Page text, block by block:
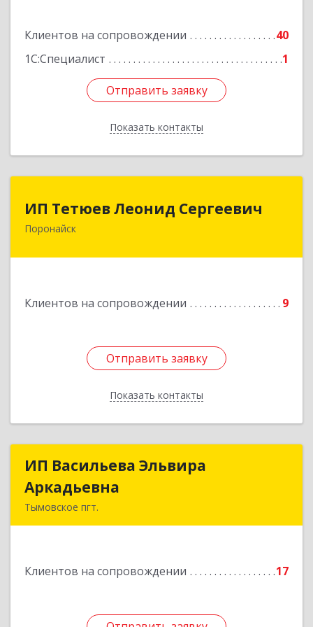
Клиентов на сопровождении
40
1С:Специалист
1
Отправить заявку
Показать контакты
Отправить заявку
Назад
ИП Тетюев Леонид Сергеевич
Поронайск
Клиентов на сопровождении 9
Отправить заявку
Показать контакты
694242, Сахалинская обл, Поронайск г, Фрунзе
Отправить заявку
Назад
ИП Васильева Эльвира
Аркадьевна
Тымовское пгт.
Клиентов на сопровождении 17
ИП Васильева Эльвира